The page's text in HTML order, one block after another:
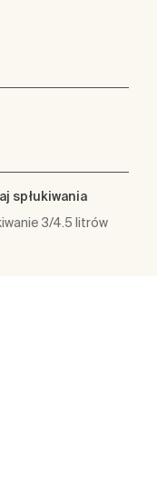
spłukiwania
3/4.5 litrów